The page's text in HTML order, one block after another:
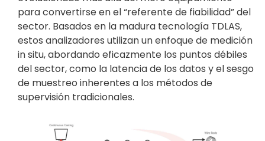
para convertirse en el “referente de fiabilidad” del
sector. Basados en la madura tecnología TDLAS,
estos analizadores utilizan un enfoque de medición
in situ, abordando eficazmente los puntos débiles
del sector, como la latencia de los datos y el sesgo
de muestreo inherentes a los métodos de
supervisión tradicionales.